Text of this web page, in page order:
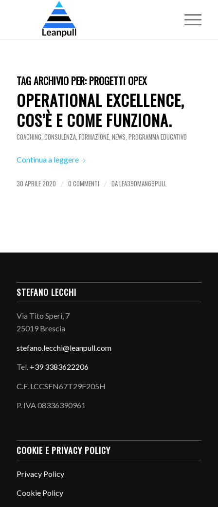
TAG ARCHIVIO PER: PROGETTI OPEX
OPERATIONAL EXCELLENCE,
COS’È E COME FUNZIONA.
COACHING, CONSULENZA, FORMAZIONE, NEWS, PROGRAMMA EDUCATIVO
Continua a leggere
30 APRILE 2020 / 0 COMMENTI / DALEA39DMAN69PULL
STEFANO LECCHI
Via Tito Speri, 7
25019 Brescia
stefano. lecchi@leanpull.com
Tel. +39 3383622206
C.F. LCCSFN67T29F205H
P. IVA 08336390961
COOKIE E PRIVACY POLICY
Privacy Policy
Cookie Policy